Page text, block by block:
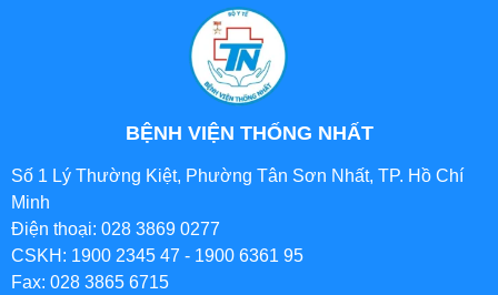
BỆNH VIỆN THỐNG NHẤT
Số 1 Lý Thường Kiệt, Phường Tân Sơn Nhất, TP. Hồ Chí
Minh
Điện thoại: 028 3869 0277
CSKH: 1900 2345 47 - 1900 6361 95
Fax: 028 3865 6715